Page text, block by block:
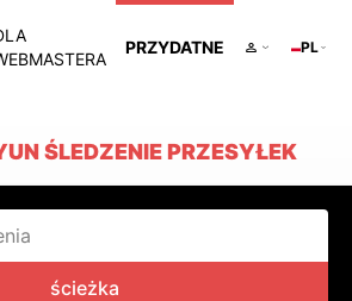
PRZYDATNE PL
ŚLEDZENIE PRZESYŁEK
ścieżka